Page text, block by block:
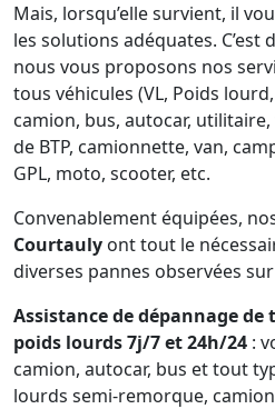
Mais, lorsqu’elle survient, il
les solutions adéquates. C’est
nous vous proposons nos
tous véhicules (VL, Poids
camion, bus, autocar,
de BTP, camionnette, van,
GPL, moto, scooter, etc.
Convenablement équipées,
Courtauly ont tout le
diverses pannes observées
Assistance de dépannage
poids lourds 7j/7 et 24h/24 :
camion, autocar, bus et tout
lourds semi-remorque,